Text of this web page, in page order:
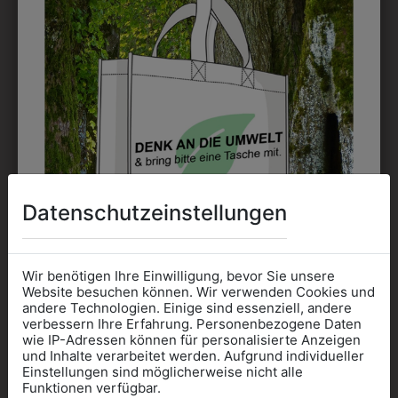
DRUCK
Perfekt für große Logos und für kleine Details, jedoch
kostet jede Farbe extra und ist erst ab 12 Stück
möglich. Waschbar bis zu 60°C.
DAS KÖNNTE IHNEN
AUCH GEFALLEN
Datenschutzeinstellungen
Wir benötigen Ihre Einwilligung, bevor Sie unsere
Website besuchen können. Wir verwenden Cookies und
andere Technologien. Einige sind essenziell, andere
verbessern Ihre Erfahrung. Personenbezogene Daten
wie IP-Adressen können für personalisierte Anzeigen
und Inhalte verarbeitet werden. Aufgrund individueller
Einstellungen sind möglicherweise nicht alle
Funktionen verfügbar.
Informationen wenn Sie
Kleidung